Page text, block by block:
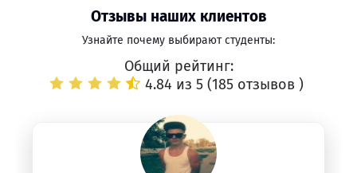
Отзывы наших клиентов
Узнайте почему выбирают студенты:
Общий рейтинг:
4.84 из 5 (185 отзывов )